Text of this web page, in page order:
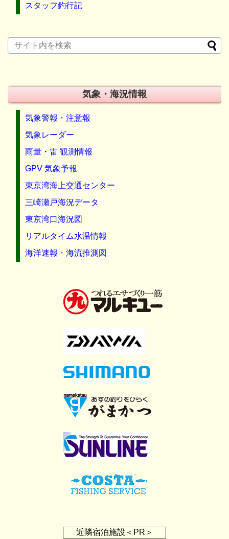
スタッフ釣行記
気象・海況情報
気象警報・注意報
気象レーダー
雨量・雷 観測情報
GPV 気象予報
東京湾海上交通センター
三崎瀬戸海況データ
東京湾口海況図
リアルタイム水温情報
海洋速報・海流推測図
近隣宿泊施設＜PR＞